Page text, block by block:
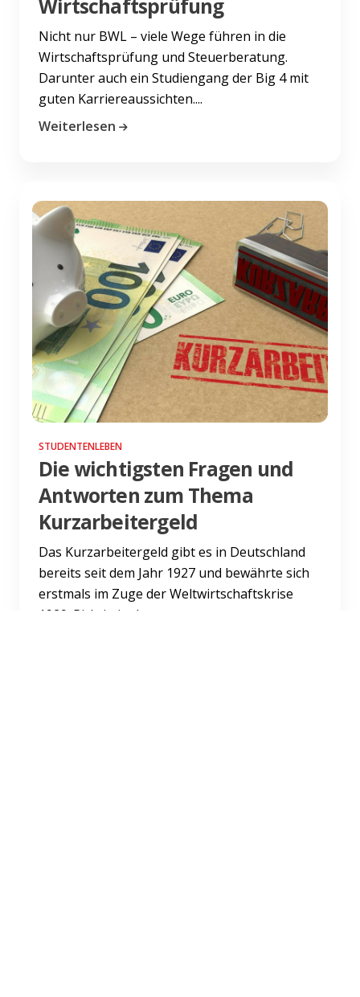
Wirtschaftsprüfung
Nicht nur BWL – viele Wege führen in die
Wirtschaftsprüfung und Steuerberatung.
Darunter auch ein Studiengang der Big 4 mit
guten Karriereaussichten....
Weiterlesen
STUDENTENLEBEN
Die wichtigsten Fragen und
Antworten zum Thema
Kurzarbeitergeld
Das Kurzarbeitergeld gibt es in Deutschland
bereits seit dem Jahr 1927 und bewährte sich
erstmals im Zuge der Weltwirtschaftskrise
1929. Richtig in de...